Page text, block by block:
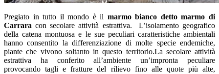
Pregiato in tutto il mondo è il marmo bianco detto marmo di
Carrara con secolare attività estrattiva. L’isolamento geografico
della catena montuosa e le sue peculiari caratteristiche ambientali
hanno consentito la differenziazione di molte specie endemiche,
piante che vivono soltanto in questo territorio.La secolare attività
estrattiva ha conferito all’ambiente un’impronta peculiare
provocando tagli e fratture del rilievo fino alle quote più alte,